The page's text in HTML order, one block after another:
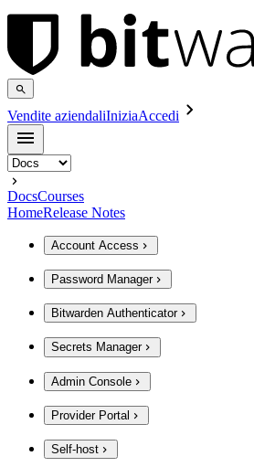
Vendite aziendaliIniziaAccedi
DocsCourses
HomeRelease Notes
Account Access
Password Manager
Bitwarden Authenticator
Secrets Manager
Admin Console
Provider Portal
Self-host